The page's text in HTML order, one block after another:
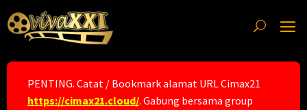
to
content
PENTING. Catat / Bookmark alamat URL Cimax21
https://cimax21.cloud/. Gabung bersama group